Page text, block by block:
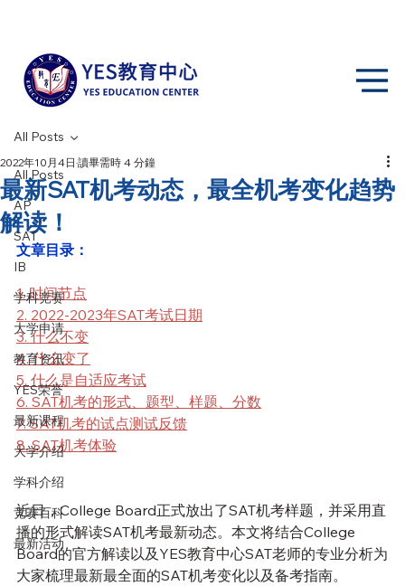
All Posts
AP
SAT
IB
学科竞赛
大学申请
教育资讯
YES荣誉
最新课程
大学介绍
学科介绍
竞赛百科
最新活动
All Posts
最新SAT机考动态，最全机考变化趋势
解读！
2022年10月4日 讀畢需時 4 分鐘
文章目录：
1. 时间节点
2. 2022-2023年SAT考试日期
3. 什么不变
4. 什么变了
5. 什么是自适应考试
6. SAT机考的形式、题型、样题、分数
7. SAT机考的试点测试反馈
8. SAT机考体验
近日，College Board正式放出了SAT机考样题，并采用直
播的形式解读SAT机考最新动态。本文将结合College
Board的官方解读以及YES教育中心SAT老师的专业分析为
大家梳理最新最全面的SAT机考变化以及备考指南。